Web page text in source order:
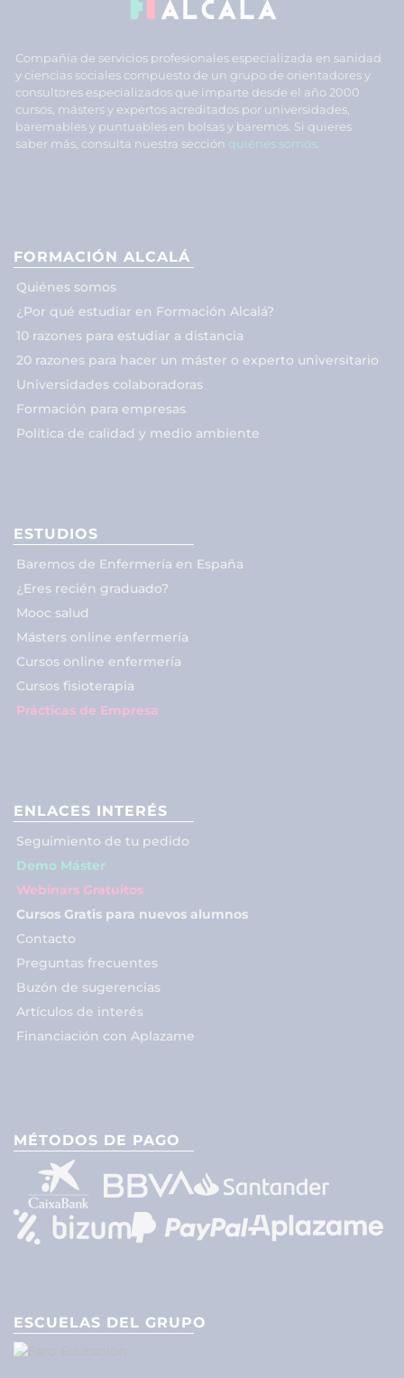
Compañía de servicios profesionales especializada en sanidad
y ciencias sociales compuesto de un grupo de orientadores y
consultores especializados que imparte desde el año 2000
cursos, másters y expertos acreditados por universidades,
baremables y puntuables en bolsas y baremos. Si quieres
saber más, consulta nuestra sección quiénes somos
FORMACIÓN ALCALÁ
Quiénes somos
¿Por qué estudiar en Formación Alcalá?
10 razones para estudiar a distancia
20 razones para hacer un máster o experto universitario
Universidades colaboradoras
Formación para empresas
Política de calidad y medio ambiente
ESTUDIOS
Baremos de Enfermería en España
¿Eres recién graduado?
Mooc salud
Másters online enfermería
Cursos online enfermería
Cursos fisioterapia
Prácticas de Empresa
ENLACES INTERÉS
Seguimiento de tu pedido
Demo Máster
Webinars Gratuitos
Cursos Gratis para nuevos alumnos
Contacto
Preguntas frecuentes
Buzón de sugerencias
Artículos de interés
Financiación con Aplazame
MÉTODOS DE PAGO
ESCUELAS DEL GRUPO